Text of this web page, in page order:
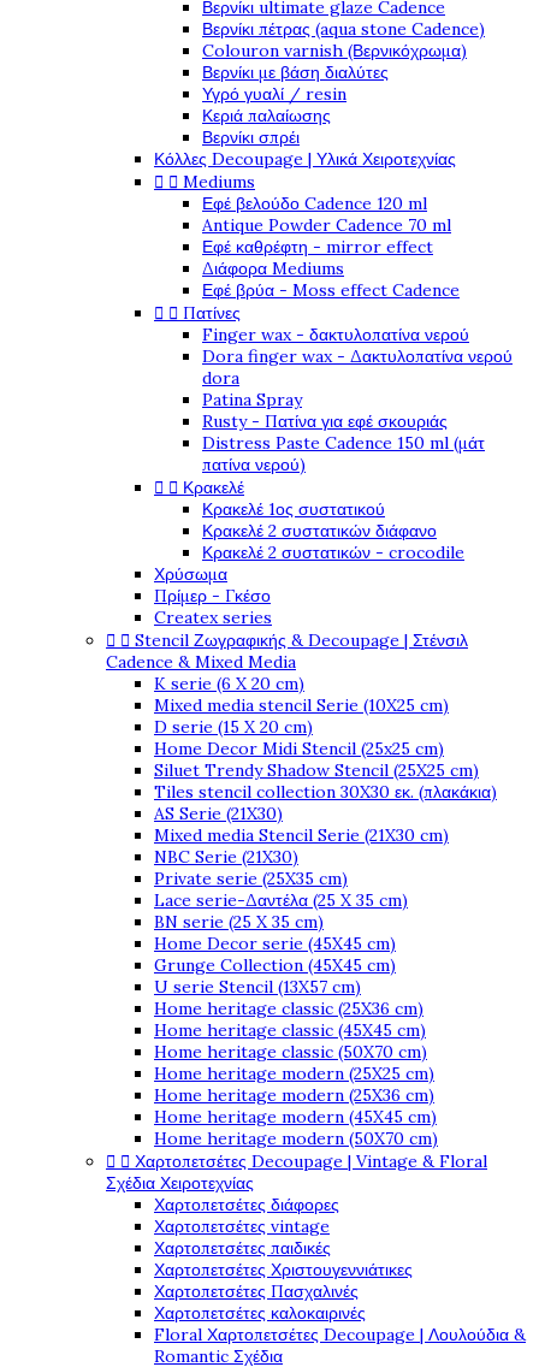
Βερνίκι ultimate glaze Cadence
Βερνίκι πέτρας (aqua stone Cadence)
Colouron varnish (Βερνικόχρωμα)
Βερνίκι με βάση διαλύτες
Υγρό γυαλί / resin
Κεριά παλαίωσης
Βερνίκι σπρέι
Κόλλες Decoupage | Υλικά Χειροτεχνίας
  Mediums
Εφέ βελούδο Cadence 120 ml
Antique Powder Cadence 70 ml
Εφέ καθρέφτη - mirror effect
Διάφορα Mediums
Εφέ βρύα - Moss effect Cadence
  Πατίνες
Finger wax - δακτυλοπατίνα νερού
Dora finger wax - Δακτυλοπατίνα νερού
dora
Patina Spray
Rusty - Πατίνα για εφέ σκουριάς
Distress Paste Cadence 150 ml (μάτ
πατίνα νερού)
  Κρακελέ
Κρακελέ 1ος συστατικού
Κρακελέ 2 συστατικών διάφανο
Κρακελέ 2 συστατικών - crocodile
Χρύσωμα
Πρίμερ - Γκέσο
Createx series
  Stencil Ζωγραφικής & Decoupage | Στένσιλ
Cadence & Mixed Media
K serie (6 X 20 cm)
Mixed media stencil Serie (10X25 cm)
D serie (15 X 20 cm)
Home Decor Midi Stencil (25x25 cm)
Siluet Trendy Shadow Stencil (25X25 cm)
Tiles stencil collection 30X30 εκ. (πλακάκια)
AS Serie (21X30)
Mixed media Stencil Serie (21X30 cm)
NBC Serie (21X30)
Private serie (25X35 cm)
Lace serie-Δαντέλα (25 X 35 cm)
BN serie (25 X 35 cm)
Home Decor serie (45X45 cm)
Grunge Collection (45X45 cm)
U serie Stencil (13X57 cm)
Home heritage classic (25X36 cm)
Home heritage classic (45X45 cm)
Home heritage classic (50X70 cm)
Home heritage modern (25X25 cm)
Home heritage modern (25X36 cm)
Home heritage modern (45X45 cm)
Home heritage modern (50X70 cm)
  Χαρτοπετσέτες Decoupage | Vintage & Floral
Σχέδια Χειροτεχνίας
Χαρτοπετσέτες διάφορες
Χαρτοπετσέτες vintage
Χαρτοπετσέτες παιδικές
Χαρτοπετσέτες Χριστουγεννιάτικες
Χαρτοπετσέτες Πασχαλινές
Χαρτοπετσέτες καλοκαιρινές
Floral Χαρτοπετσέτες Decoupage | Λουλούδια &
Romantic Σχέδια